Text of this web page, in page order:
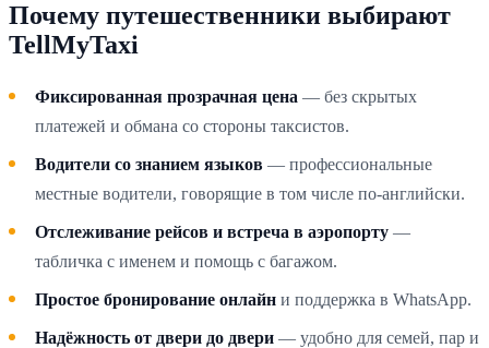
Почему путешественники выбирают
TellMyTaxi
Фиксированная прозрачная цена — без скрытых
платежей и обмана со стороны таксистов.
Водители со знанием языков — профессиональные
местные водители, говорящие в том числе по-английски.
Отслеживание рейсов и встреча в аэропорту —
табличка с именем и помощь с багажом.
Простое бронирование онлайн и поддержка в WhatsApp.
Надёжность от двери до двери — удобно для семей, пар и